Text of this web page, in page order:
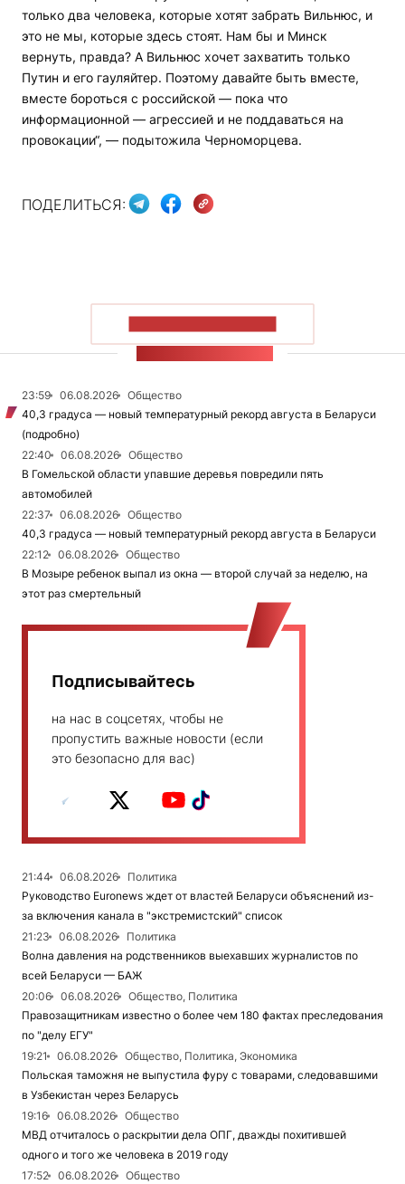
только два человека, которые хотят забрать Вильнюс, и
это не мы, которые здесь стоят. Нам бы и Минск
вернуть, правда? А Вильнюс хочет захватить только
Путин и его гауляйтер. Поэтому давайте быть вместе,
вместе бороться с российской — пока что
информационной — агрессией и не поддаваться на
провокации“, — подытожила Черноморцева.
ПОДЕЛИТЬСЯ:
23:59 06.08.2026
Общество
40,3 градуса — новый температурный рекорд августа в Беларуси
(подробно)
22:40
06.08.2026
Общество
В Гомельской области упавшие деревья повредили пять
автомобилей
22:37
06.08.2026
Общество
40,3 градуса — новый температурный рекорд августа в Беларуси
22:12
06.08.2026
Общество
В Мозыре ребенок выпал из окна — второй случай за неделю, на
этот раз смертельный
Подписывайтесь
на нас в соцсетях, чтобы не
пропустить важные новости (если
это безопасно для вас)
21:44 06.08.2026
Политика
Руководство Euronews ждет от властей Беларуси объяснений из-
за включения канала в "экстремистский" список
21:23
06.08.2026
Политика
Волна давления на родственников выехавших журналистов по
всей Беларуси — БАЖ
20:06
06.08.2026
Общество, Политика
Правозащитникам известно о более чем 180 фактах преследования
по "делу ЕГУ"
19:21
06.08.2026
Общество, Политика, Экономика
Польская таможня не выпустила фуру с товарами, следовавшими
в Узбекистан через Беларусь
19:16
06.08.2026
Общество
МВД отчиталось о раскрытии дела ОПГ, дважды похитившей
одного и того же человека в 2019 году
17:52
06.08.2026
Общество